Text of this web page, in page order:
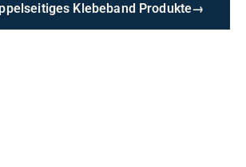
Klebeband Produkte→